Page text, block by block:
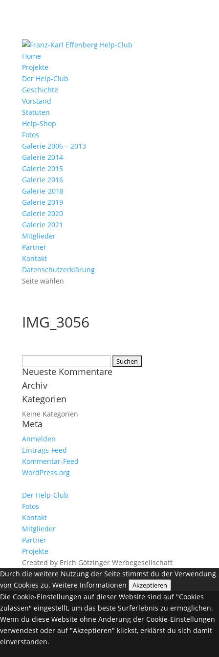
Home
Projekte
Der Help-Club
Geschichte
Vorstand
Statuten
Help-Shop
Fotos
Galerie 2006 – 2013
Galerie 2014
Galerie 2015
Galerie 2016
Galerie-2018
Galerie 2019
Galerie 2020
Galerie 2021
Mitglieder
Partner
Kontakt
Datenschutzerklärung
Seite wählen
IMG_3056
nach:
Neueste Kommentare
Archiv
Kategorien
Keine Kategorien
Meta
Anmelden
Eintrags-Feed
Kommentar-Feed
WordPress.org
Der Help-Club
Fotos
Kontakt
Mitglieder
Partner
Projekte
Created by Erich Götzinger Werbegesellschaft
Durch die weitere Nutzung der Seite stimmst du der Verwendung
von Cookies zu. Weitere Informationen Akzeptieren
Die Cookie-Einstellungen auf dieser Website sind auf "Cookies
zulassen" eingestellt, um das beste Surferlebnis zu ermöglichen.
Wenn du diese Website ohne Änderung der Cookie-Einstellungen
verwendest oder auf "Akzeptieren" klickst, erklärst du sich damit
einverstanden.